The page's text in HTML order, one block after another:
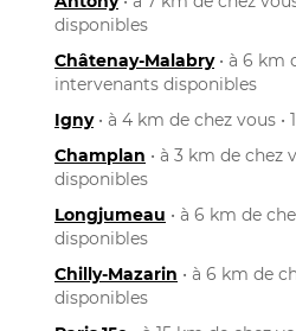
disponibles
Châtenay-Malabry• à 6 km
intervenants disponibles
Igny• à 4 km de chez vous •
Champlan • à 3 km de chez
disponibles
Longjumeau • à 6 km de
disponibles
Chilly-Mazarin • à 6 km de
disponibles